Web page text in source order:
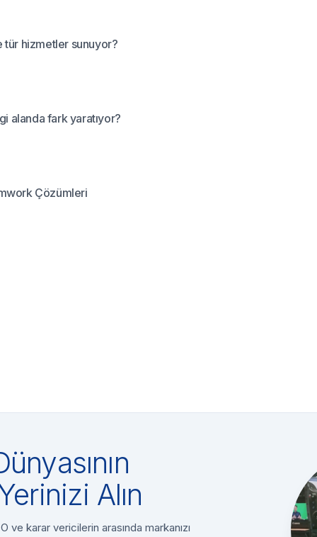
hizmetler sunuyor?
alanda fark yaratıyor?
Çözümleri
Alın
ve karar vericilerin arasında markanızı